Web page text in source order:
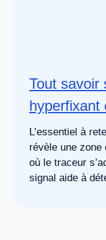
Tout savoir
hyperfixant
L’essentiel à
révèle une zone
où le traceur
signal aide à